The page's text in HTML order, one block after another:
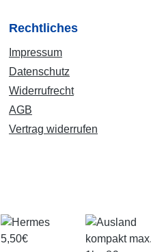
Rechtliches
Impressum
Datenschutz
Widerrufrecht
AGB
Vertrag widerrufen